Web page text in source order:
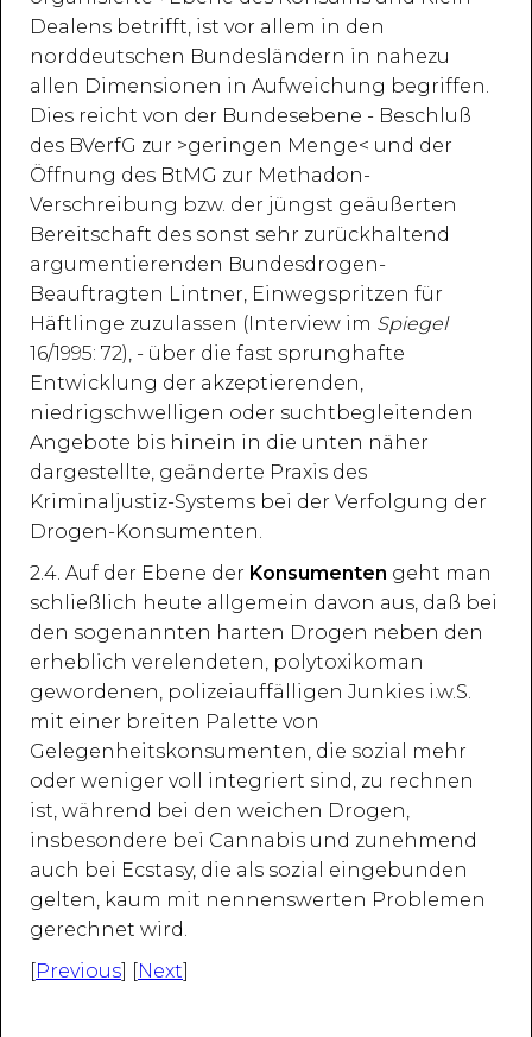
Dealens betrifft, ist vor allem in den
norddeutschen Bundesländern in nahezu
allen Dimensionen in Aufweichung begriffen.
Dies reicht von der Bundesebene - Beschluß
des BVerfG zur >geringen Menge< und der
Öffnung des BtMG zur Methadon-
Verschreibung bzw. der jüngst geäußerten
Bereitschaft des sonst sehr zurückhaltend
argumentierenden Bundesdrogen-
Beauftragten Lintner, Einwegspritzen für
Häftlinge zuzulassen (Interview im Spiegel
16/1995: 72), - über die fast sprunghafte
Entwicklung der akzeptierenden,
niedrigschwelligen oder suchtbegleitenden
Angebote bis hinein in die unten näher
dargestellte, geänderte Praxis des
Kriminaljustiz-Systems bei der Verfolgung der
Drogen-Konsumenten.
2.4. Auf der Ebene der Konsumenten geht man
schließlich heute allgemein davon aus, daß bei
den sogenannten harten Drogen neben den
erheblich verelendeten, polytoxikoman
gewordenen, polizeiauffälligen Junkies i.w.S.
mit einer breiten Palette von
Gelegenheitskonsumenten, die sozial mehr
oder weniger voll integriert sind, zu rechnen
ist, während bei den weichen Drogen,
insbesondere bei Cannabis und zunehmend
auch bei Ecstasy, die als sozial eingebunden
gelten, kaum mit nennenswerten Problemen
gerechnet wird.
[Previous] [Next]